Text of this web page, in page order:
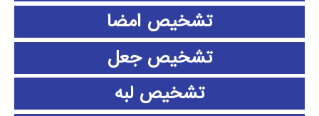
تشخیص امضا
تشخیص جعل
تشخیص لبه